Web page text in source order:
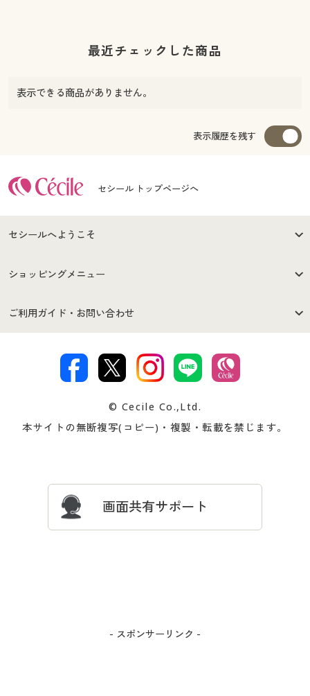
最近チェックした商品
表示できる商品がありません。
表示履歴を残す
セシール トップページへ
セシールへようこそ
はじめての方へ
セシールご利用規約
著作権・商標について 会社案内
ショッピングメニュー
商品カテゴリ
プレゼント＆キャンペーン サイトマップ
ご利用ガイド・お問い合わせ
交換・返品は お支払は
ついて
忘れの場合
© Cecile Co.,Ltd.
本サイトの無断複写(コピー)・複製・転載を禁じます。
画面共有サポート
- スポンサーリンク -